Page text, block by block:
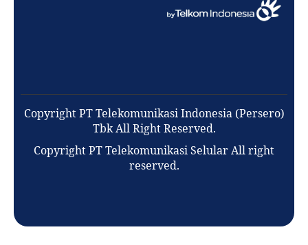
Copyright PT Telekomunikasi Indonesia (Persero)
Tbk All Right Reserved.
Copyright PT Telekomunikasi Selular All right
reserved.